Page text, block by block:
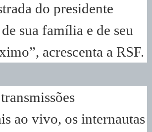
do presidente
sua família e de seu
acrescenta a RSF.
ao vivo, os internautas